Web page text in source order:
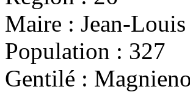
Maire : Jean-
Population : 327
Gentilé :